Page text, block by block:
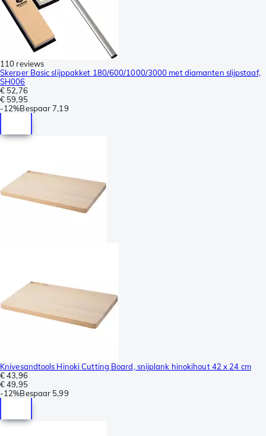
110 reviews
Skerper Basic slijppakket 180/600/1000/3000 met diamanten slijpstaaf,
SH006
€ 52,76
€ 59,95
-12%Bespaar 7,19
Knivesandtools Hinoki Cutting Board, snijplank hinokihout 42 x 24 cm
€ 43,96
€ 49,95
-12%Bespaar 5,99